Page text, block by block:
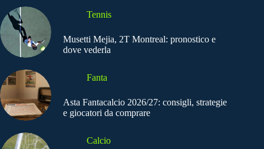
Tennis
Musetti Mejia, 2T Montreal: pronostico e
dove vederla
Fanta
Asta Fantacalcio 2026/27: consigli, strategie
e giocatori da comprare
Calcio